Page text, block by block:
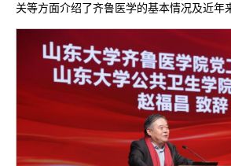
关等方面介绍了齐鲁医学的基本情况及近年